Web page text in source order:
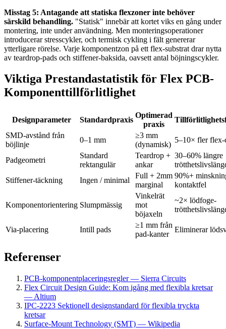
Misstag 5: Antagande att statiska flexzoner inte behöver
särskild behandling. "Statisk" innebär att kortet viks en gång under
montering, inte under användning. Men monteringsoperationer
introducerar stresscykler, och termisk cykling i fält genererar
ytterligare rörelse. Varje komponentzon på ett flex-substrat drar nytta
av teardrop-pads och stiffener-baksida, oavsett antal böjningscykler.
Viktiga Prestandastatistik för Flex PCB-
Komponenttillförlitlighet
Designparameter Standardpraxis
Optimerad
praxis
SMD-avstånd från
böjlinje
0–1 mm
≥3 mm
(dynamisk)
5–10× fler
Padgeometri
Standard
rektangulär
Teardrop +
ankar
30–60% längre
Stiffener-täckning
Ingen / minimal
Full + 2mm
marginal
90%+
kontaktfel
Komponentorientering Slumpmässig
Vinkelrät
mot
böjaxeln
~2× lödfoge-
Via-placering Intill pads
≥1 mm från
pad-kanter
Eliminerar
Referenser
PCB-komponentplaceringsregler — Sierra Circuits
Flex Circuit Design Guide: Kom igång med flexibla kretsar
— Altium
IPC-2223 Sektionell designstandard för flexibla tryckta
kretsar
Surface-Mount Technology (SMT) — Wikipedia